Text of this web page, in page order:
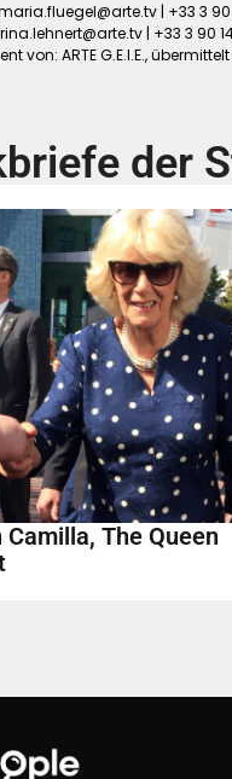
| +33 3 90
| +33 3 90
von: ARTE G.E.I.E.,
der
Camilla, The Queen